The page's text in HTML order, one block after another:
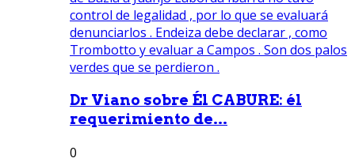
Dr Viano sobre Él CABURE: él
requerimiento de...
0